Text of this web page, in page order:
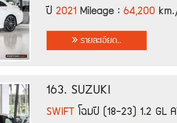
ปี 2021 Mileage : 64,200
รายละเอียด..
163. SUZUKI
SWIFTโฉมปี (18-23) 1.2 GL